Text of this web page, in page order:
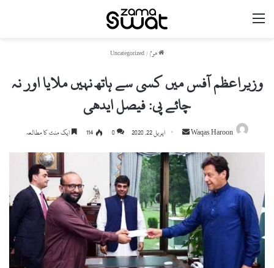
مینو
ھوم/
Uncategorized
وزیراعظم آفس میں کسی سے ہاتھ نہیں ملایا اور نہ
چائے پی: فیصل ایدھی
Waqas Haroon
Send
email
اپریل 22, 2020 0
114 ایک منٹ کا مطالعہ